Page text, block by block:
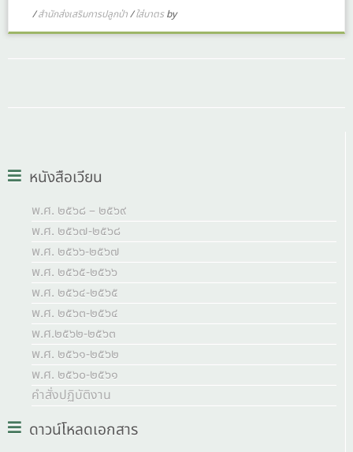
/สำนักส่งเสริมการปลูกป่า/ใส่บาตร by
หนังสือเวียน
พ.ศ. ๒๕๖๘ – ๒๕๖๙
พ.ศ. ๒๕๖๗-๒๕๖๘
พ.ศ. ๒๕๖๖-๒๕๖๗
พ.ศ. ๒๕๖๕-๒๕๖๖
พ.ศ. ๒๕๖๔-๒๕๖๕
พ.ศ. ๒๕๖๓-๒๕๖๔
พ.ศ.๒๕๖๒-๒๕๖๓
พ.ศ. ๒๕๖๑-๒๕๖๒
พ.ศ. ๒๕๖๐-๒๕๖๑
คำสั่งปฏิบัติงาน
ดาวน์โหลดเอกสาร